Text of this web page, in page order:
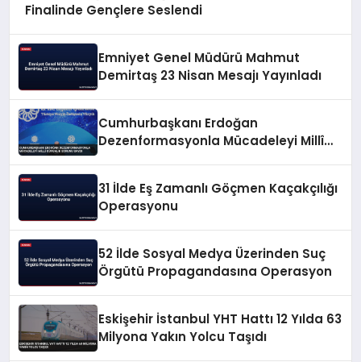
Finalinde Gençlere Seslendi
Emniyet Genel Müdürü Mahmut
Demirtaş 23 Nisan Mesajı Yayınladı
Cumhurbaşkanı Erdoğan
Dezenformasyonla Mücadeleyi Millî
31 İlde Eş Zamanlı Göçmen Kaçakçılığı
Operasyonu
52 İlde Sosyal Medya Üzerinden Suç
Örgütü Propagandasına Operasyon
Eskişehir İstanbul YHT Hattı 12 Yılda 63
Milyona Yakın Yolcu Taşıdı